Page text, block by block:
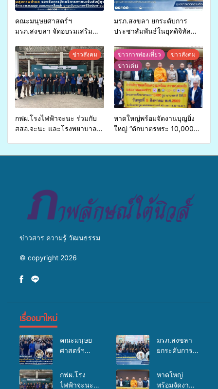
คณะมนุษยศาสตร์ฯ
มรภ.สงขลา จัดอบรมเสริม
จ่ายงบกองทุนสุขภาพตำบล
รองรับการจัดบริการพาหนะรับ
ส่งผู้ทุพพลภาพเพื่อเข้ารับ
บริการสาธารณสุข ลดความ
เหลื่อมล้ำ ยกระดับคุณภาพ
ชีวิตประชาชนอย่างยั่งยืน
มรภ.สงขลา ยกระดับการ
ประชาสัมพันธ์ในยุคดิจิทัล
ข่ายสื่อสารองค์กร ระดมสมอง
วางแนวทางการทำงาน ปูทาง
สู่การสร้างภาพลักษณ์ที่ดีของ
มหาวิทยาลัย
ข่าวสังคม
กฟผ.โรงไฟฟ้าจะนะ ร่วมกับ
สสอ.จะนะ และโรงพยาบาล
ข่าวการท่องเที่ยว
ข่าวสังคม
ข่าวเด่น
หาดใหญ่พร้อมจัดงานบุญยิ่ง
ใหญ่ “ตักบาตรพระ 10,000
ข่าวสาร ความรู้ วัฒนธรรม
© copyright 2026
เรื่องมาใหม่
คณะมนุษย
ศาสตร์ฯ
จัดอบรมเสริม
ศักยภาพ
มรภ.สงขลา
ยกระดับการ
ในยุคดิจิทัล
เปิดเวทีเสริม
กฟผ.โรง
ไฟฟ้าจะนะ
หาดใหญ่
พร้อมจัดงาน